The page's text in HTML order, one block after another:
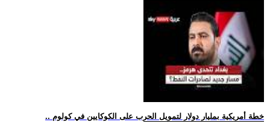
.. خطة أمريكية بمليار دولار لتمويل الحرب على الكوكايين في كولوم